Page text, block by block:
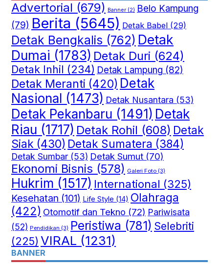
Advertorial (679) Banner (2) Belo Kampung
(79) Berita (5645) Detak Babel (29)
Detak Bengkalis (762) Detak
Dumai (1783) Detak Duri (624)
Detak Inhil (234) Detak Lampung (82)
Detak Meranti (420) Detak
Nasional (1473) Detak Nusantara (53)
Detak Pekanbaru (1491) Detak
Riau (1717) Detak Rohil (608) Detak
Siak (430) Detak Sumatera (384)
Detak Sumbar (53) Detak Sumut (70)
Ekonomi Bisnis (578) Galeri Foto (3)
Hukrim (1517) International (325)
Kesehatan (101) Life Style (14) Olahraga
(422) Otomotif dan Tekno (72) Pariwisata
(52) Pendidikan (3) Peristiwa (781) Selebriti
(225) VIRAL (1231)
BANNER